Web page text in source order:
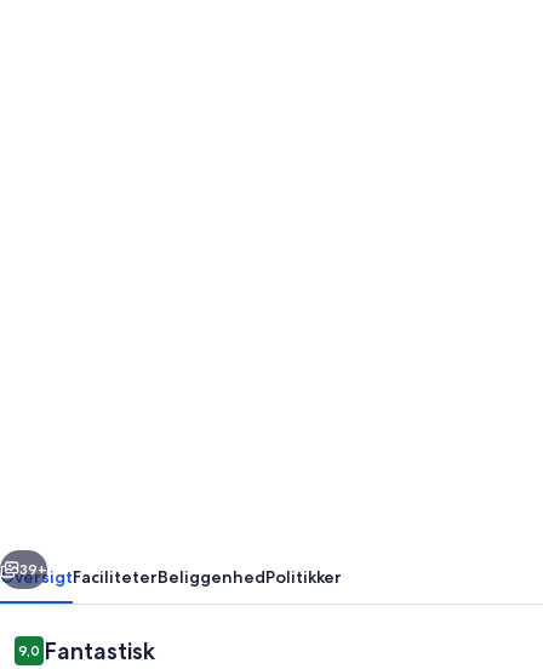
Traum
Næste
39+
OversigtFaciliteterBeliggenhedPolitikker
Anmeldelser
9,09,0 ud af 10.
Fantastisk